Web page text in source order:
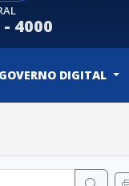
4000
GOVERNO DIGITAL